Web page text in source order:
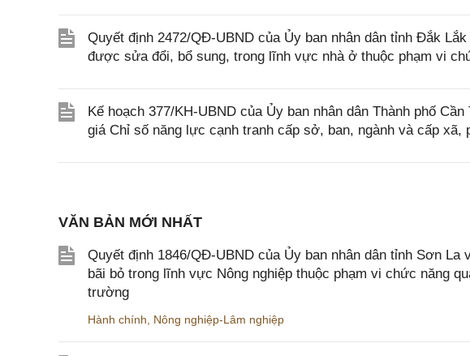
Quyết định 2472/QĐ-UBND của Ủy ban nhân dân tỉnh Đắk
được sửa đổi, bổ sung, trong lĩnh vực nhà ở thuộc phạm vi
Kế hoạch 377/KH-UBND của Ủy ban nhân dân Thành phố
giá Chỉ số năng lực cạnh tranh cấp sở, ban, ngành và cấp xã,
VĂN BẢN MỚI NHẤT
Quyết định 1846/QĐ-UBND của Ủy ban nhân dân tỉnh Sơn
bãi bỏ trong lĩnh vực Nông nghiệp thuộc phạm vi chức năng
trường
Hành chính, Nông nghiệp-Lâm nghiệp